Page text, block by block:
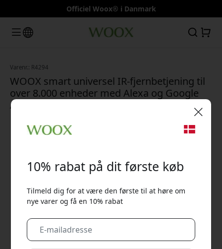
Officiel Woox® i Danmark
Varenr.: R4294
WOOX smart universel IR-fjernbetjening til
over 8.000 enheder med Alexa og Google
Assistant via app - Sort
10% rabat på dit første køb
Tilmeld dig for at være den første til at høre om
nye varer og få en 10% rabat
🎉 Din rabatkode: